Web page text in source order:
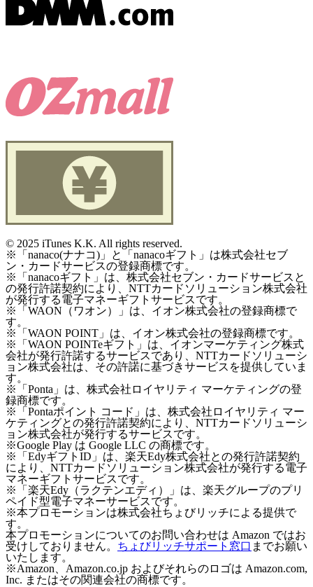
© 2025 iTunes K.K. All rights reserved.
※「nanaco(ナナコ)」と「nanacoギフト」は株式会社セブ
ン・カードサービスの登録商標です。
※「nanacoギフト」は、株式会社セブン・カードサービスと
の発行許諾契約により、NTTカードソリューション株式会社
が発行する電子マネーギフトサービスです。
※「WAON（ワオン）」は、イオン株式会社の登録商標で
す。
※「WAON POINT」は、イオン株式会社の登録商標です。
※「WAON POINTeギフト」は、イオンマーケティング株式
会社が発行許諾するサービスであり、NTTカードソリューシ
ョン株式会社は、その許諾に基づきサービスを提供していま
す。
※「Ponta」は、株式会社ロイヤリティ マーケティングの登
録商標です。
※「Pontaポイント コード」は、株式会社ロイヤリティ マー
ケティングとの発行許諾契約により、NTTカードソリューシ
ョン株式会社が発行するサービスです。
※Google Play は Google LLC の商標です。
※「EdyギフトID」は、楽天Edy株式会社との発行許諾契約
により、NTTカードソリューション株式会社が発行する電子
マネーギフトサービスです。
※「楽天Edy（ラクテンエディ）」は、楽天グループのプリ
ペイド型電子マネーサービスです。
※本プロモーションは株式会社ちょびリッチによる提供で
す。
本プロモーションについてのお問い合わせは Amazon ではお
受けしておりません。 ちょびリッチサポート窓口 までお願い
いたします。
※Amazon、Amazon.co.jp およびそれらのロゴは Amazon.com,
Inc. またはその関連会社の商標です。